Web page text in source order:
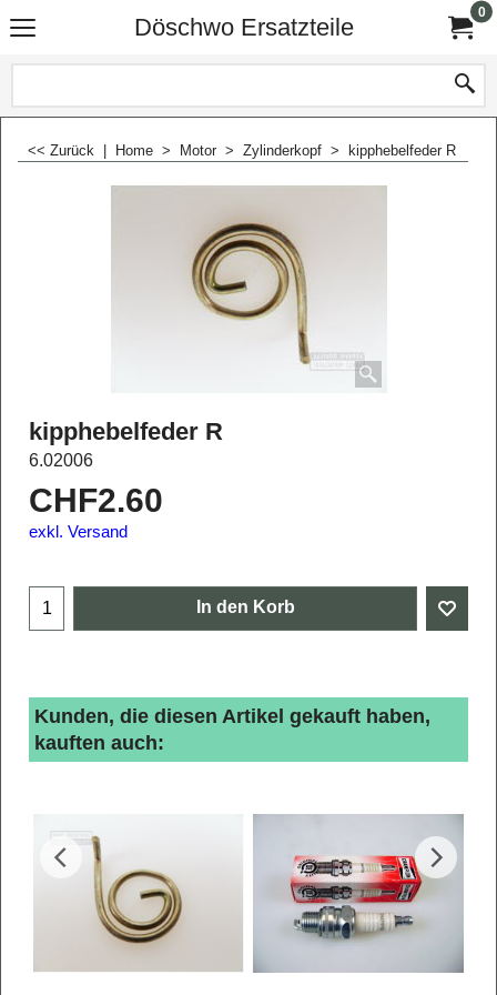
Döschwo Ersatzteile
0
<< Zurück Home > Motor > Zylinderkopf > kipphebelfeder R
kipphebelfeder R
6.02006
CHF2.60
exkl. Versand
In den Korb
Kunden, die diesen Artikel gekauft haben,
kauften auch: